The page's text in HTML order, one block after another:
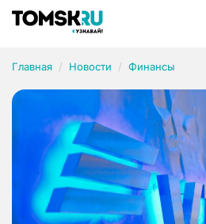
Главная Новости Финансы